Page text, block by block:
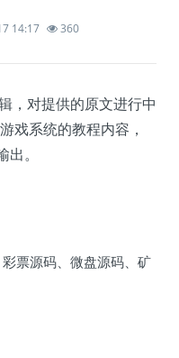
14:17 360
，对提供的原文进行中
戏系统的教程内容，
。
票源码、微盘源码、矿